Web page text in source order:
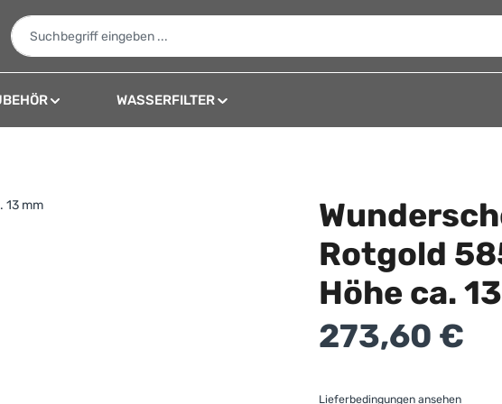
WASSERFILTER
Rotgold
Höhe ca.
Regulärer Preis:
273,60 €
Lieferbedingungen ansehen